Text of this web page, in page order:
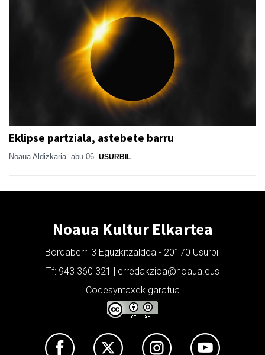
Eklipse partziala, astebete barru
Noaua Aldizkaria abu 06 USURBIL
Noaua Kultur Elkartea
Bordaberri 3 Eguzkitzaldea - 20170 Usurbil
Tf: 943 360 321 | erredakzioa@noaua.eus
Codesyntaxek garatua